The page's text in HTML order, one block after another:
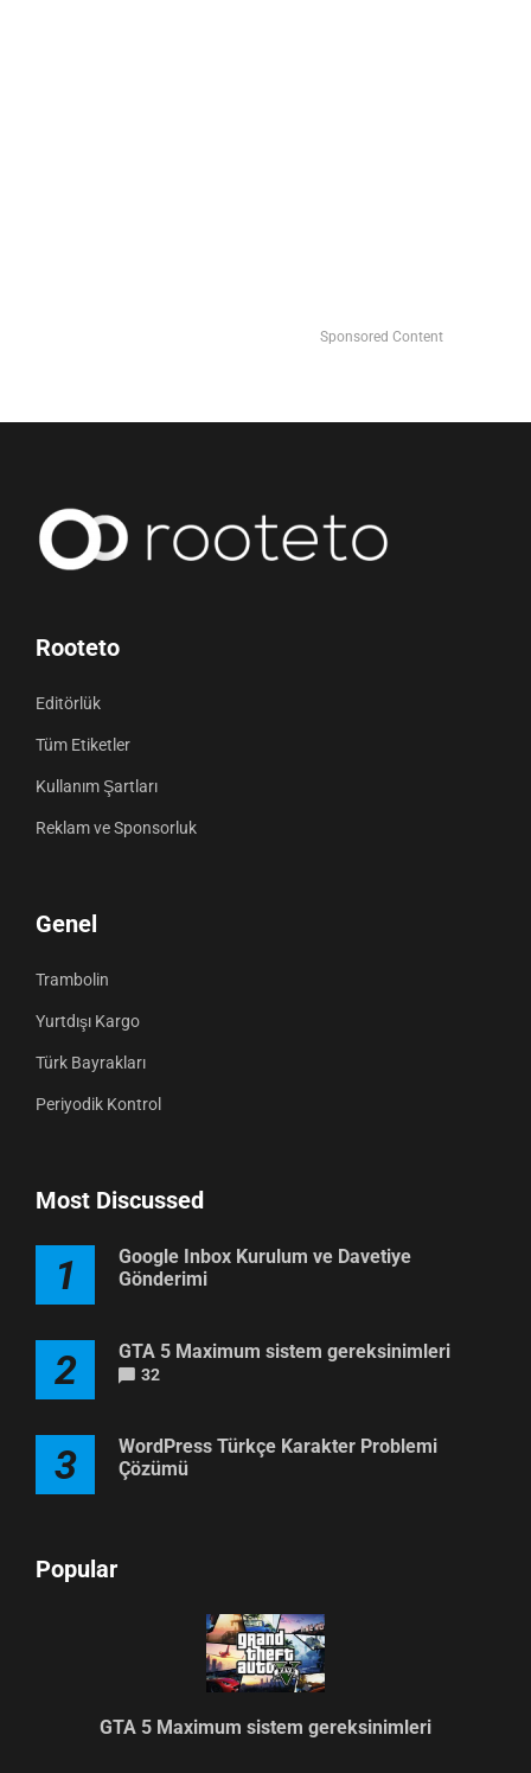
Sponsored Content
Rooteto
Editörlük
Tüm Etiketler
Kullanım Şartları
Reklam ve Sponsorluk
Genel
Trambolin
Yurtdışı Kargo
Türk Bayrakları
Periyodik Kontrol
Most Discussed
1
Google Inbox Kurulum ve Davetiye
Gönderimi
2 GTA 5 Maximum sistem gereksinimleri
32
3
WordPress Türkçe Karakter Problemi
Çözümü
Popular
GTA 5 Maximum sistem gereksinimleri